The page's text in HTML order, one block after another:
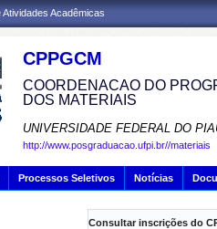
Acadêmicas
CPPGCM
COORDENACAO DO
DOS MATERIAIS
UNIVERSIDADE FEDERAL DO
http://www.posgraduacao.ufpi.br//materiais
Processos Seletivos Notícias
Consultar inscrições do